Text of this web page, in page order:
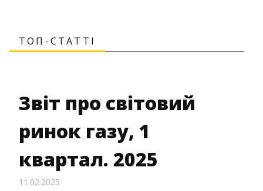
ТОП-СТАТТІ
Звіт про світовий
ринок газу, 1
квартал. 2025
11.02.2025